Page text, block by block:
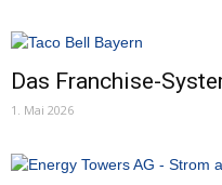
Das Franchise-
1. Mai 2026